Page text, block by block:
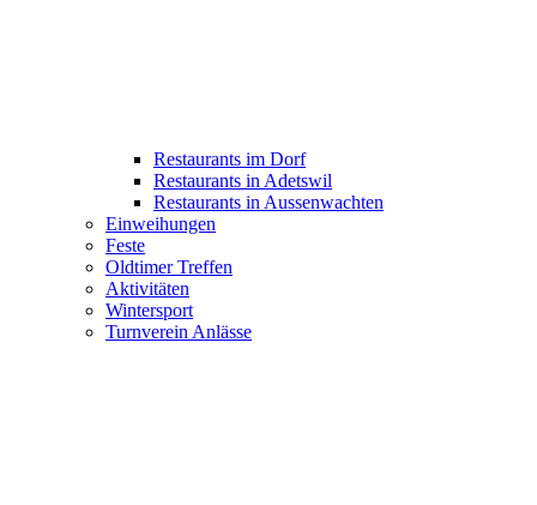
Restaurants im Dorf
Restaurants in Adetswil
Restaurants in Aussenwachten
Einweihungen
Feste
Oldtimer Treffen
Aktivitäten
Wintersport
Turnverein Anlässe